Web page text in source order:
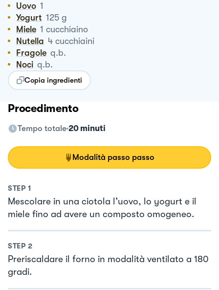
Uovo 1
Yogurt 125 g
Miele 1 cucchiaino
Nutella 4 cucchiaini
Fragole q.b.
Noci q.b.
Copia ingredienti
Procedimento
Tempo totale 20 minuti
Modalità passo passo
STEP 1
Mescolare in una ciotola l’uovo, lo yogurt e il
miele fino ad avere un composto omogeneo.
STEP 2
Preriscaldare il forno in modalità ventilato a 180
gradi.